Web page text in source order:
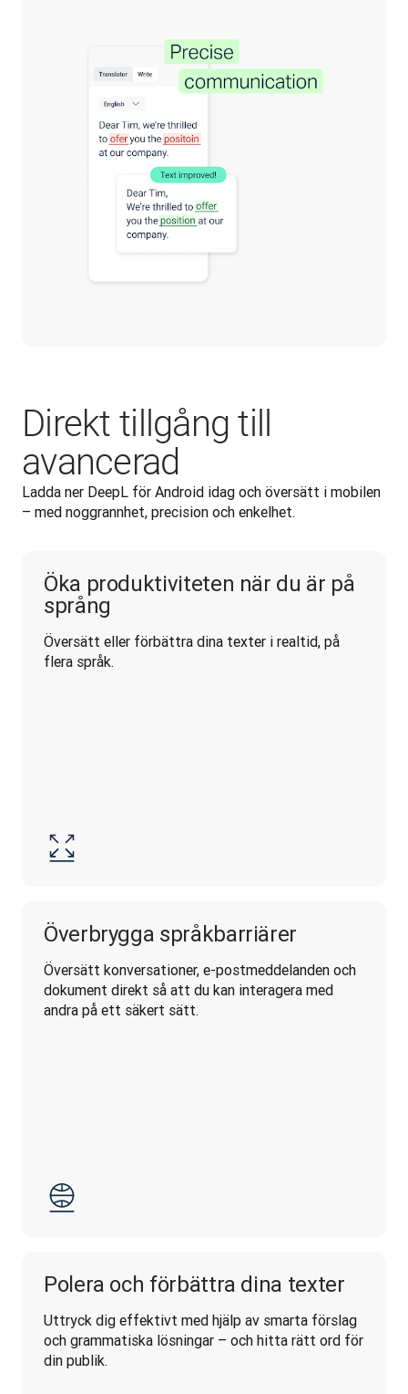
Direkt tillgång till
avancerad
Ladda ner DeepL för Android idag och översätt i mobilen
– med noggrannhet, precision och enkelhet.
Öka produktiviteten när du är på
språng
Översätt eller förbättra dina texter i realtid, på
flera språk.
Överbrygga språkbarriärer
Översätt konversationer, e-postmeddelanden och
dokument direkt så att du kan interagera med
andra på ett säkert sätt.
Polera och förbättra dina texter
Uttryck dig effektivt med hjälp av smarta förslag
och grammatiska lösningar – och hitta rätt ord för
din publik.